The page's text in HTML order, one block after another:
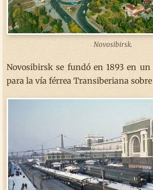
Novosibirsk.
Novosibirsk se fundó en 1893 en
para la vía férrea Transiberiana sobre